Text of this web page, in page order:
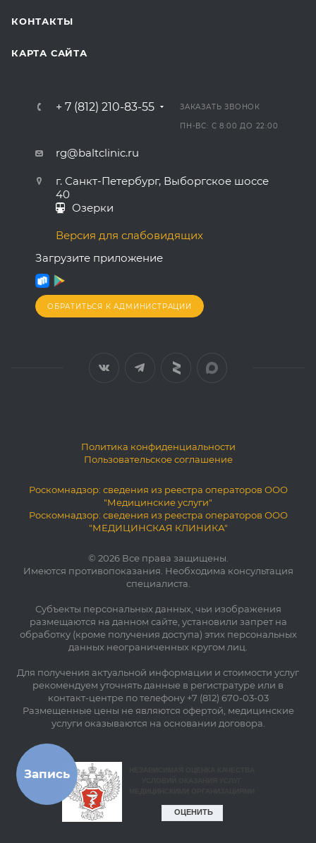
КОНТАКТЫ
КАРТА САЙТА
+ 7 (812) 210-83-55 ЗАКАЗАТЬ ЗВОНОК
ПН-ВС: С 8:00 ДО 22:00
rg@baltclinic.ru
г. Санкт-Петербург, Выборгское шоссе
40
Озерки
Версия для слабовидящих
Загрузите приложение
ОБРАТИТЬСЯ К АДМИНИСТРАЦИИ
Политика конфиденциальности
Пользовательское соглашение
Роскомнадзор: сведения из реестра операторов ООО
"Медицинские услуги"
Роскомнадзор: сведения из реестра операторов ООО
"МЕДИЦИНСКАЯ КЛИНИКА"
© 2026 Все права защищены.
Имеются противопоказания. Необходима консультация
специалиста.
Субъекты персональных данных, чьи изображения
размещаются на данном сайте, установили запрет на
обработку (кроме получения доступа) этих персональных
данных неограниченных кругом лиц.
Для получения актуальной информации и стоимости услуг
рекомендуем уточнять данные в регистратуре или в
контакт-центре по телефону +7 (812) 670-03-03
Размещенные цены не являются офертой, медицинские
услуги оказываются на основании договора.
Запись